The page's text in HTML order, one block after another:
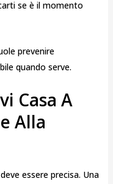
se è il momento
prevenire
quando serve.
Casa A
Alla
essere precisa. Una